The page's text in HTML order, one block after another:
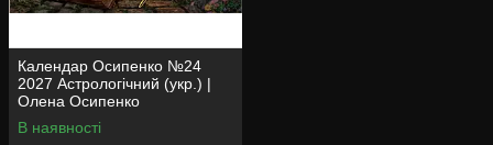
Календар Осипенко №24
2027 Астрологічний (укр.) |
Олена Осипенко
В наявності